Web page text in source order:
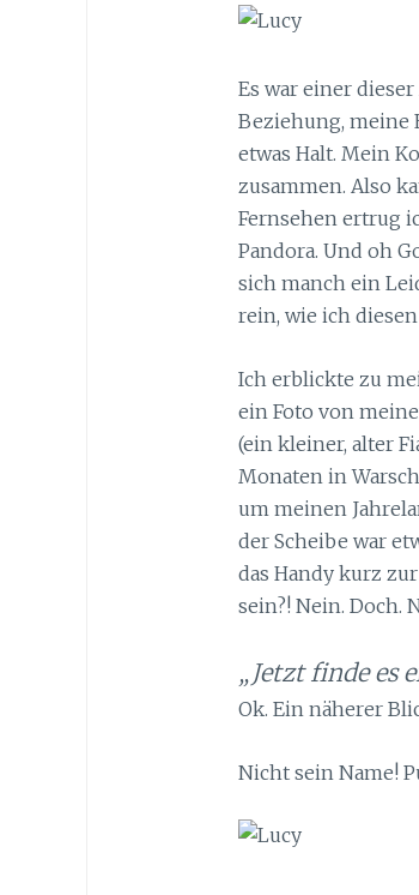
Es war einer
Beziehung, meine
etwas Halt. Mein
zusammen. Also
Fernsehen ertrug
Pandora. Und oh
sich manch ein
rein, wie ich
Ich erblickte zu
ein Foto von
(ein kleiner, alter
Monaten in
um meinen
der Scheibe war
das Handy kurz
sein?! Nein. Doch.
„Jetzt finde es
Ok. Ein näherer
Nicht sein Name!